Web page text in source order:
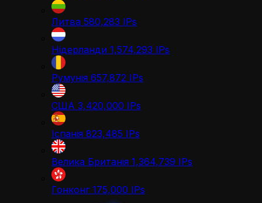
Литва 580,283 IPs
Нідерланди 1,574,293 IPs
Румунія 657,872 IPs
США 3,420,000 IPs
Іспанія 823,485 IPs
Велика Британія 1,364,739 IPs
Гонконг 175,000 IPs